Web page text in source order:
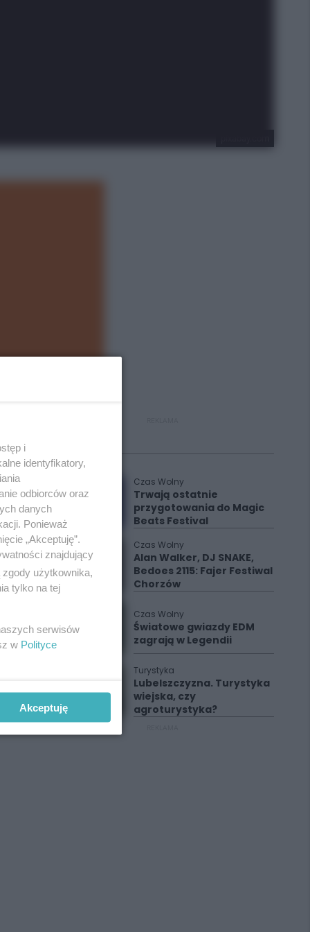
Polecane
Czas Wolny
Trwają ostatnie
przygotowania do Magic
Beats Festival
Czas Wolny
Alan Walker, DJ SNAKE,
Bedoes 2115: Fajer Festiwal
Chorzów
Czas Wolny
Światowe gwiazdy EDM
zagrają w Legendii
Turystyka
Lubelszczyzna. Turystyka
wiejska, czy
agroturystyka?
i
identyfikatory,
odbiorców oraz
danych
Ponieważ
„Akceptuję”.
znajdujący
użytkownika,
tylko na tej
serwisów
w Polityce
Akceptuję